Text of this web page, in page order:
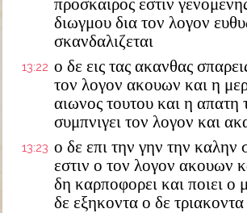
προσκαιρος εστιν
διωγμου δια τον λογον
σκανδαλιζεται
13:22 ο δε εις τας ακανθας
τον λογον ακουων και η
αιωνος τουτου και η απατη
συμπνιγει τον λογον και
13:23 ο δε επι την γην την καλην
εστιν ο τον λογον ακουων
δη καρποφορει και ποιει ο
δε εξηκοντα ο δε τριακοντα